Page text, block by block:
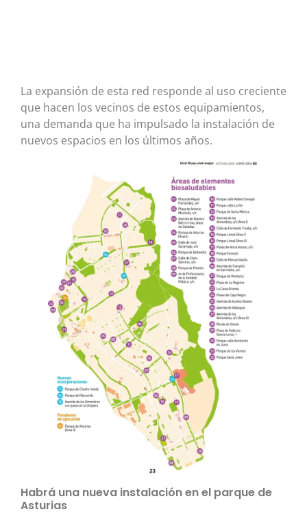
La expansión de esta red responde al uso creciente
que hacen los vecinos de estos equipamientos,
una demanda que ha impulsado la instalación de
nuevos espacios en los últimos años.
Habrá una nueva instalación en el parque de
Asturias